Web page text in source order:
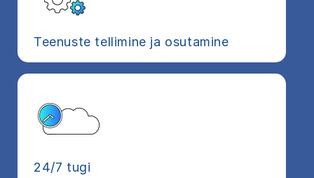
Teenuste tellimine ja osutamine
24/7 tugi